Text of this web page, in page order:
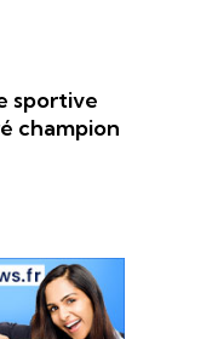
sportive
champion